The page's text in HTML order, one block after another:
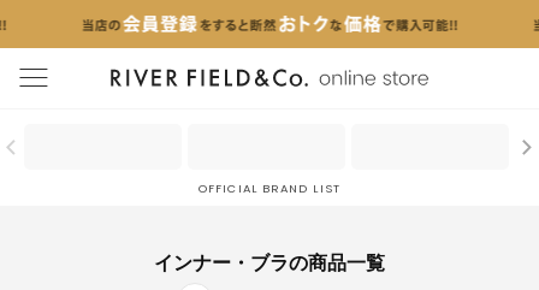
menu
OFFICIAL BRAND LIST
インナー・ブラの商品一覧